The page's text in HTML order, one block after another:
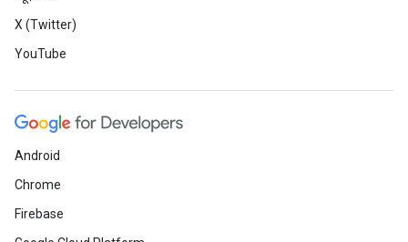
X (Twitter)
YouTube
Android
Chrome
Firebase